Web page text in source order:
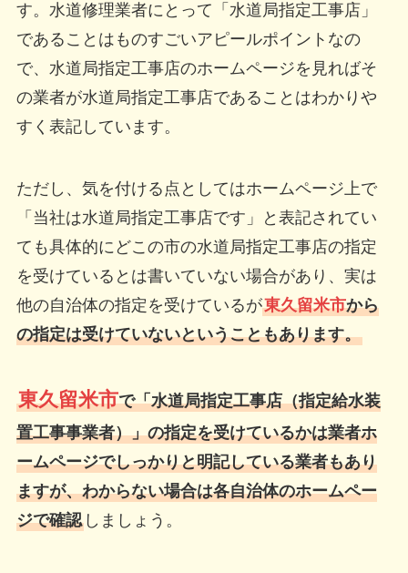
す。水道修理業者にとって「水道局指定工事店」
であることはものすごいアピールポイントなの
で、水道局指定工事店のホームページを見ればそ
の業者が水道局指定工事店であることはわかりや
すく表記しています。
ただし、気を付ける点としてはホームページ上で
「当社は水道局指定工事店です」と表記されてい
ても具体的にどこの市の水道局指定工事店の指定
を受けているとは書いていない場合があり、実は
他の自治体の指定を受けているが東久留米市から
の指定は受けていないということもあります。
東久留米市で「水道局指定工事店（指定給水装
置工事事業者）」の指定を受けているかは業者ホ
ームページでしっかりと明記している業者もあり
ますが、わからない場合は各自治体のホームペー
ジで確認しましょう。